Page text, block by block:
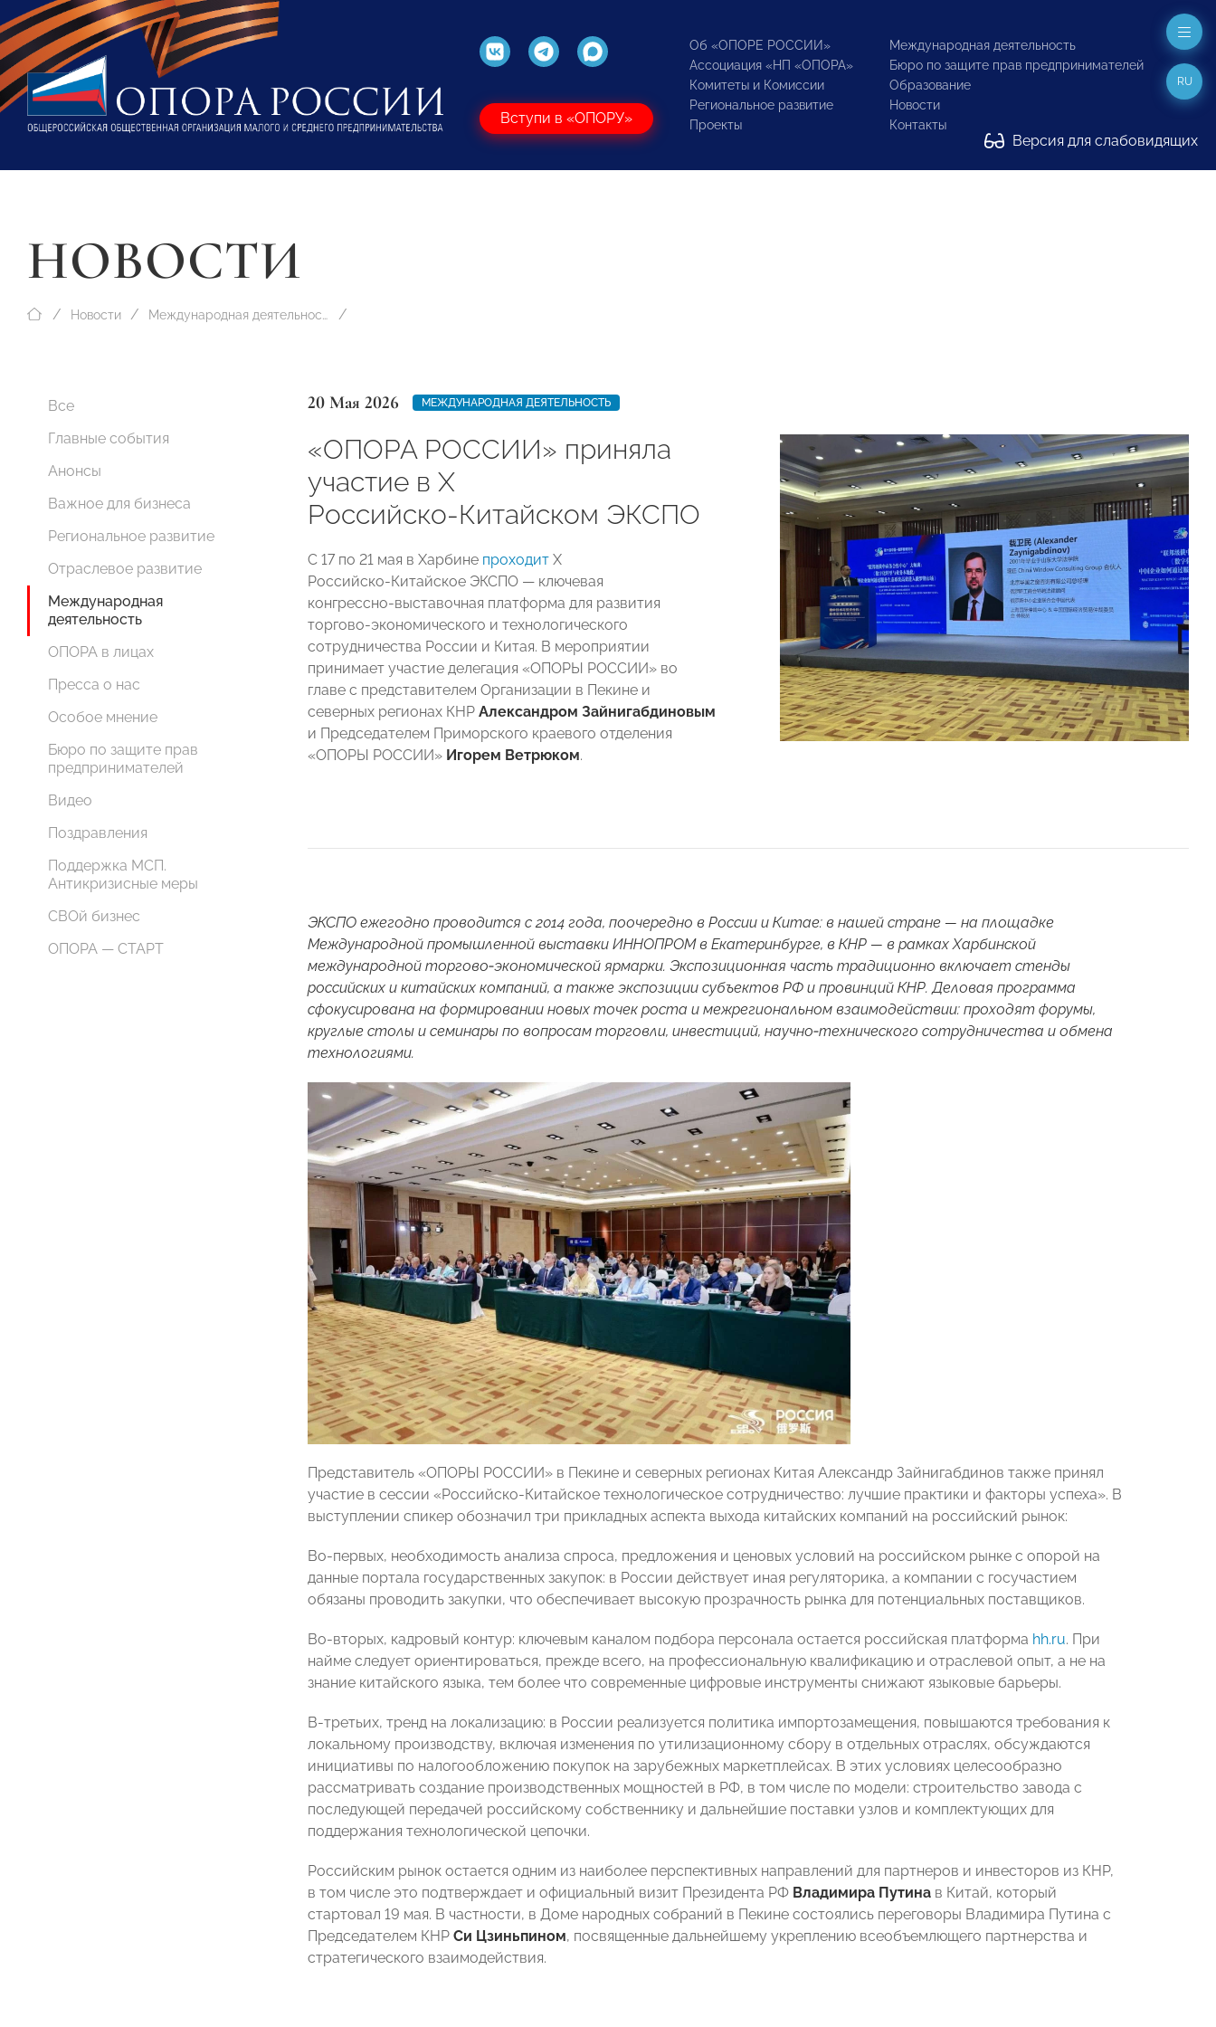
Вступи в «ОПОРУ»
Об «ОПОРЕ РОССИИ»
Ассоциация «НП «ОПОРА»
Комитеты и Комиссии
Региональное развитие
Проекты
Международная деятельность
Бюро по защите прав предпринимателей
Образование
Новости
Контакты
Версия для слабовидящих
RU
НОВОСТИ
Новости Международная деятельность
Все
Главные события
Анонсы
Важное для бизнеса
Региональное развитие
Отраслевое развитие
Международная
деятельность
ОПОРА в лицах
Пресса о нас
Особое мнение
Бюро по защите прав
предпринимателей
Видео
Поздравления
Поддержка МСП.
Антикризисные меры
СВОй бизнес
ОПОРА — СТАРТ
20 Мая 2026 МЕЖДУНАРОДНАЯ ДЕЯТЕЛЬНОСТЬ
«ОПОРА РОССИИ» приняла
участие в Х
Российско‑Китайском ЭКСПО
С 17 по 21 мая в Харбине проходит Х
Российско‑Китайское ЭКСПО — ключевая
конгрессно‑выставочная платформа для развития
торгово‑экономического и технологического
сотрудничества России и Китая. В мероприятии
принимает участие делегация «ОПОРЫ РОССИИ» во
главе с представителем Организации в Пекине и
северных регионах КНР Александром Зайнигабдиновым
и Председателем Приморского краевого отделения
«ОПОРЫ РОССИИ» Игорем Ветрюком.
ЭКСПО ежегодно проводится с 2014 года, поочередно в России и Китае: в нашей стране — на площадке
Международной промышленной выставки ИННОПРОМ в Екатеринбурге, в КНР — в рамках Харбинской
международной торгово‑экономической ярмарки. Экспозиционная часть традиционно включает стенды
российских и китайских компаний, а также экспозиции субъектов РФ и провинций КНР. Деловая программа
сфокусирована на формировании новых точек роста и межрегиональном взаимодействии: проходят форумы,
круглые столы и семинары по вопросам торговли, инвестиций, научно‑технического сотрудничества и обмена
технологиями.
Представитель «ОПОРЫ РОССИИ» в Пекине и северных регионах Китая Александр Зайнигабдинов также принял
участие в сессии «Российско‑Китайское технологическое сотрудничество: лучшие практики и факторы успеха». В
выступлении спикер обозначил три прикладных аспекта выхода китайских компаний на российский рынок:
Во‑первых, необходимость анализа спроса, предложения и ценовых условий на российском рынке с опорой на
данные портала государственных закупок: в России действует иная регуляторика, а компании с госучастием
обязаны проводить закупки, что обеспечивает высокую прозрачность рынка для потенциальных поставщиков.
Во‑вторых, кадровый контур: ключевым каналом подбора персонала остается российская платформа hh.ru. При
найме следует ориентироваться, прежде всего, на профессиональную квалификацию и отраслевой опыт, а не на
знание китайского языка, тем более что современные цифровые инструменты снижают языковые барьеры.
В‑третьих, тренд на локализацию: в России реализуется политика импортозамещения, повышаются требования к
локальному производству, включая изменения по утилизационному сбору в отдельных отраслях, обсуждаются
инициативы по налогообложению покупок на зарубежных маркетплейсах. В этих условиях целесообразно
рассматривать создание производственных мощностей в РФ, в том числе по модели: строительство завода с
последующей передачей российскому собственнику и дальнейшие поставки узлов и комплектующих для
поддержания технологической цепочки.
Российским рынок остается одним из наиболее перспективных направлений для партнеров и инвесторов из КНР,
в том числе это подтверждает и официальный визит Президента РФ Владимира Путина в Китай, который
стартовал 19 мая. В частности, в Доме народных собраний в Пекине состоялись переговоры Владимира Путина с
Председателем КНР Си Цзиньпином, посвященные дальнейшему укреплению всеобъемлющего партнерства и
стратегического взаимодействия.